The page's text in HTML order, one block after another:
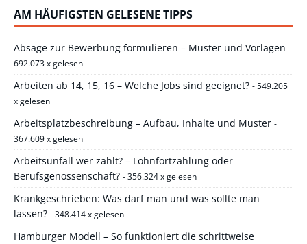
AM HÄUFIGSTEN GELESENE TIPPS
Absage zur Bewerbung formulieren – Muster und Vorlagen -
692.073 x gelesen
Arbeiten ab 14, 15, 16 – Welche Jobs sind geeignet? - 549.205
x gelesen
Arbeitsplatzbeschreibung – Aufbau, Inhalte und Muster -
367.609 x gelesen
Arbeitsunfall wer zahlt? – Lohnfortzahlung oder
Berufsgenossenschaft? - 356.324 x gelesen
Krankgeschrieben: Was darf man und was sollte man
lassen? - 348.414 x gelesen
Hamburger Modell – So funktioniert die schrittweise